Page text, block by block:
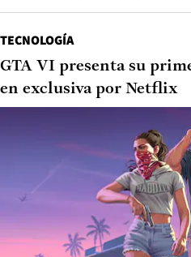
TECNOLOGÍA
GTA VI presenta su
en exclusiva por Netflix